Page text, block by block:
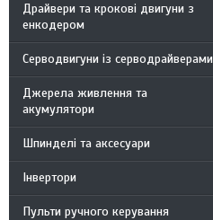
Драйвери та крокові двигуни з
енкодером
Серводвигуни із серводрайверами
Джерела живлення та
акумулятори
Шпинделі та аксесуари
Інвертори
Пульти ручного керування